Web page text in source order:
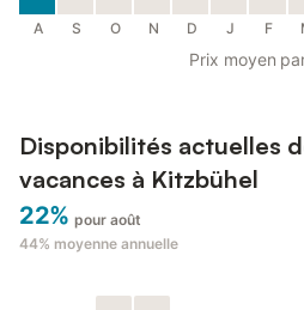
A S O N D J F
Prix moyen
Disponibilités actuelles
vacances à Kitzbühel
22% pour août
44% moyenne annuelle